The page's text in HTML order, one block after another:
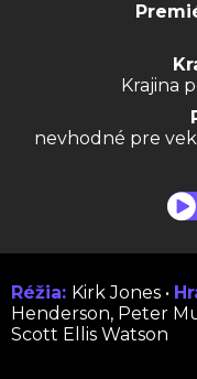
Krajina
nevhodné pre
Réžia: Kirk Jones •
Henderson, Peter
Scott Ellis Watson